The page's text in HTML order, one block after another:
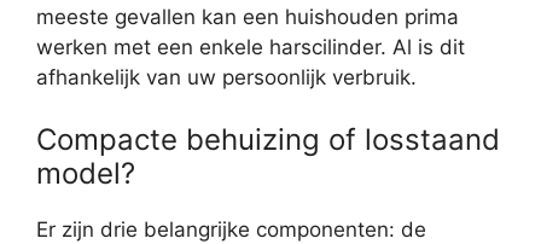
meeste gevallen kan een huishouden prima
werken met een enkele harscilinder. Al is dit
afhankelijk van uw persoonlijk verbruik.
Compacte behuizing of losstaand
model?
Er zijn drie belangrijke componenten: de